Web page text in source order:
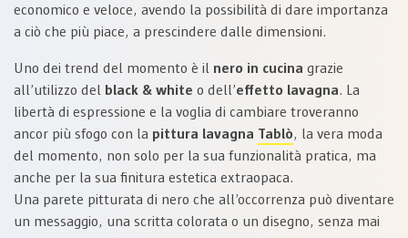
economico e veloce, avendo la possibilità di dare importanza
a ciò che più piace, a prescindere dalle dimensioni.
Uno dei trend del momento è il nero in cucina grazie
all’utilizzo del black & white o dell’effetto lavagna. La
libertà di espressione e la voglia di cambiare troveranno
ancor più sfogo con la pittura lavagna Tablò, la vera moda
del momento, non solo per la sua funzionalità pratica, ma
anche per la sua finitura estetica extraopaca.
Una parete pitturata di nero che all’occorrenza può diventare
un messaggio, una scritta colorata o un disegno, senza mai